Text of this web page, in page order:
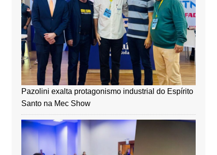
Pazolini exalta protagonismo industrial do Espírito
Santo na Mec Show